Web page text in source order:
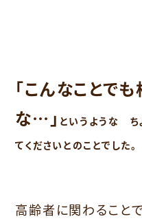
「こんなことで
な…」 というような ち
てくださいとのことでした。
高齢者に関わること